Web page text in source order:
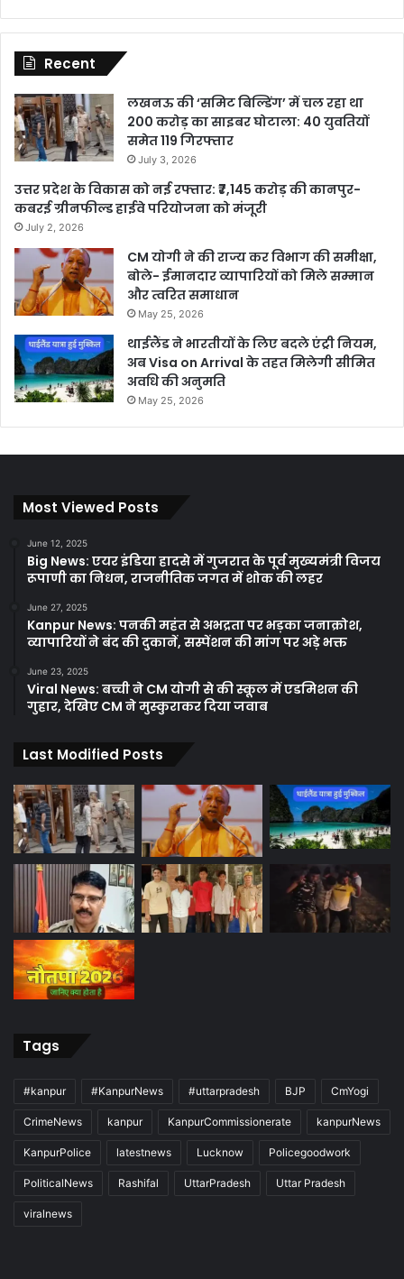
Recent
लखनऊ की ‘समिट बिल्डिंग’ में चल रहा था
200 करोड़ का साइबर घोटाला: 40 युवतियों
समेत 119 गिरफ्तार
July 3, 2026
उत्तर प्रदेश के विकास को नई रफ्तार: ₹7,145 करोड़ की कानपुर-
कबरई ग्रीनफील्ड हाईवे परियोजना को मंजूरी
July 2, 2026
CM योगी ने की राज्य कर विभाग की समीक्षा,
बोले- ईमानदार व्यापारियों को मिले सम्मान
और त्वरित समाधान
May 25, 2026
थाईलैंड ने भारतीयों के लिए बदले एंट्री नियम,
अब Visa on Arrival के तहत मिलेगी सीमित
अवधि की अनुमति
May 25, 2026
Most Viewed Posts
June 12, 2025
Big News: एयर इंडिया हादसे में गुजरात के पूर्व मुख्यमंत्री विजय
रूपाणी का निधन, राजनीतिक जगत में शोक की लहर
June 27, 2025
Kanpur News: पनकी महंत से अभद्रता पर भड़का जनाक्रोश,
व्यापारियों ने बंद की दुकानें, सस्पेंशन की मांग पर अड़े भक्त
June 23, 2025
Viral News: बच्ची ने CM योगी से की स्कूल में एडमिशन की
गुहार, देखिए CM ने मुस्कुराकर दिया जवाब
Last Modified Posts
Tags
#kanpur #KanpurNews #uttarpradesh BJP CmYogi
CrimeNews kanpur KanpurCommissionerate kanpurNews
KanpurPolice latestnews Lucknow Policegoodwork
PoliticalNews Rashifal UttarPradesh Uttar Pradesh
viralnews